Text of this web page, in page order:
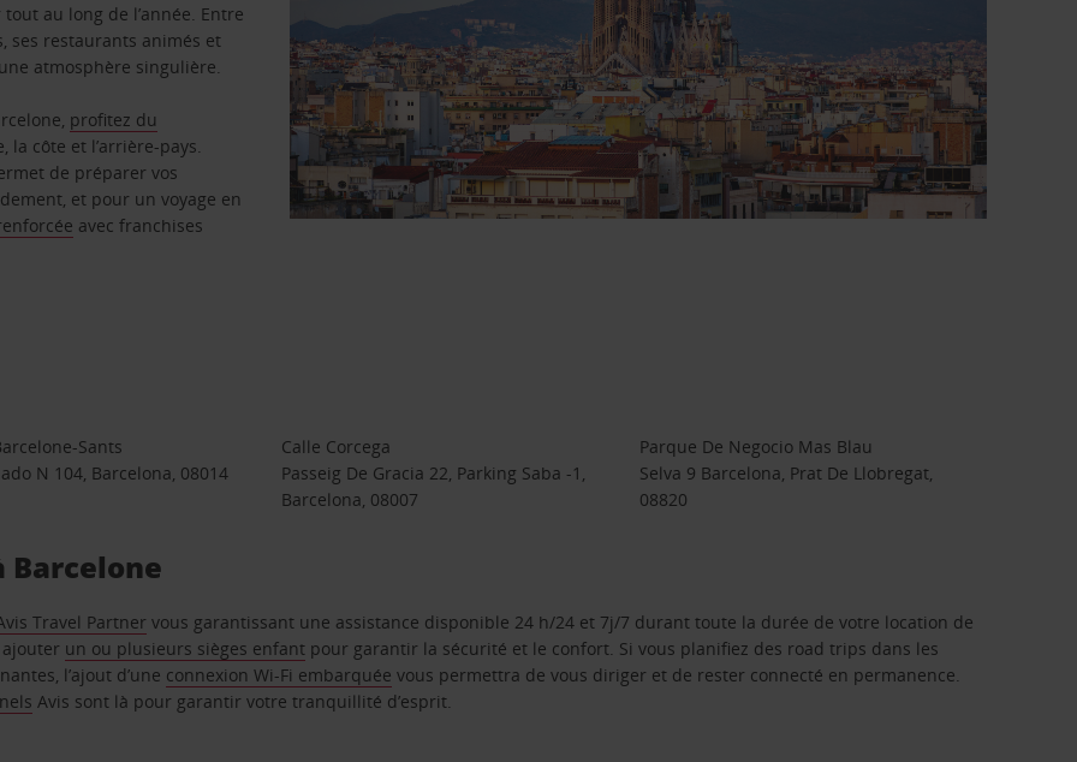
au long de l’année. Entre
ses restaurants animés et
atmosphère singulière.
profitez du
côte et l’arrière-pays.
de préparer vos
et pour un voyage en
avec franchises
Sants
N 104, Barcelona, 08014
Calle Corcega
Passeig De Gracia 22, Parking Saba -1,
Barcelona, 08007
Parque De Negocio Mas Blau
Selva 9 Barcelona, Prat De Llobregat,
08820
Barcelone
Travel Partner vous garantissant une assistance disponible 24 h/24 et 7j/7 durant toute la durée de votre location de
ajouter un ou plusieurs sièges enfant pour garantir la sécurité et le confort. Si vous planifiez des road trips dans les
l’ajout d’une connexion Wi-Fi embarquée vous permettra de vous diriger et de rester connecté en permanence.
Avis sont là pour garantir votre tranquillité d’esprit.